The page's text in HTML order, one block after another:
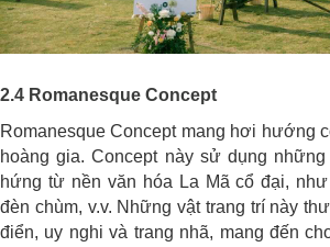
2.4 Romanesque Concept
Romanesque Concept mang hơi hướng
hoàng gia. Concept này sử dụng
hứng từ nền văn hóa La Mã cổ đại,
đèn chùm, v.v. Những vật trang trí này
điển, uy nghi và trang nhã, mang đến